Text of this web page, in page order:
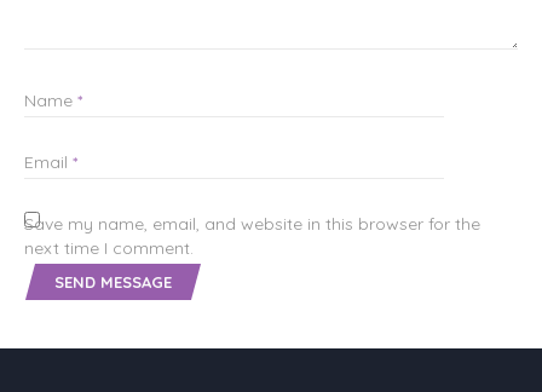
Name *
Email *
Save my name, email, and website in this browser for the
next time I comment.